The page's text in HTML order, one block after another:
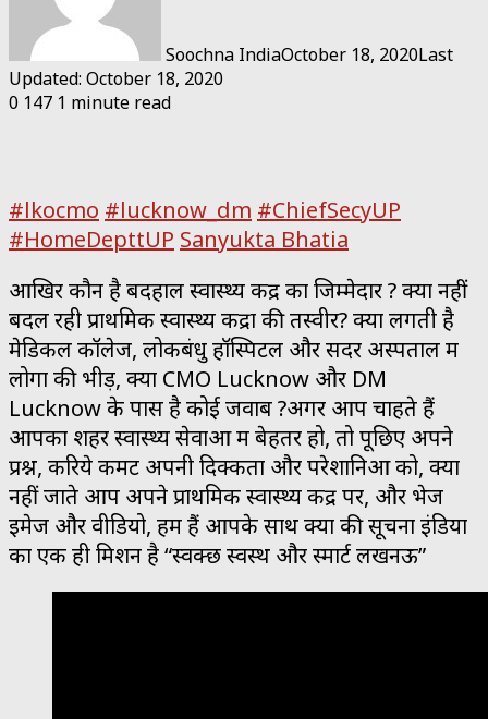
Soochna IndiaOctober 18, 2020Last
Updated: October 18, 2020
0 147 1 minute read
#lkocmo #lucknow_dm #ChiefSecyUP
#HomeDepttUP Sanyukta Bhatia
आखिर कौन है बदहाल स्वास्थ्य केंद्र का जिम्मेदार ? क्यों नहीं
बदल रही प्राथमिक स्वास्थ्य केंद्रों की तस्वीर? क्यों लगती है
मेडिकल कॉलेज, लोकबंधु हॉस्पिटल और सदर अस्पताल में
लोगों की भीड़, क्या CMO Lucknow और DM
Lucknow के पास है कोई जवाब ?अगर आप चाहते हैं
आपका शहर स्वास्थ्य सेवाओं में बेहतर हो, तो पूछिए अपने
प्रश्न, करिये कमेंट अपनी दिक्कतों और परेशानिओं को, क्यों
नहीं जाते आप अपने प्राथमिक स्वास्थ्य केंद्र पर, और भेजें
इमेज और वीडियो, हम हैं आपके साथ क्यों की सूचना इंडिया
का एक ही मिशन है “स्वक्छ स्वस्थ और स्मार्ट लखनऊ”